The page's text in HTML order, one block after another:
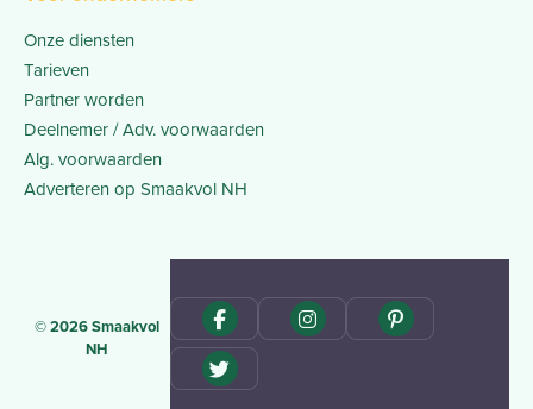
Onze diensten
Tarieven
Partner worden
Deelnemer / Adv. voorwaarden
Alg. voorwaarden
Adverteren op Smaakvol NH
© 2026 Smaakvol
NH